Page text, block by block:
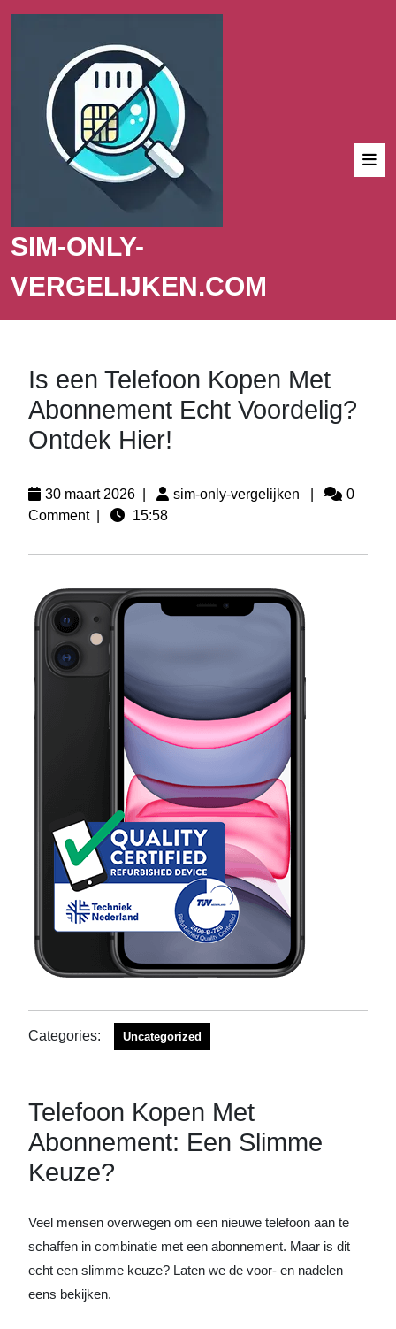
SIM-ONLY-
VERGELIJKEN.COM
Is een Telefoon Kopen Met
Abonnement Echt Voordelig?
Ontdek Hier!
30 maart 2026 sim-only-vergelijken
0
Comment
15:58
Categories: Uncategorized
Telefoon Kopen Met
Abonnement: Een Slimme
Keuze?
Veel mensen overwegen om een nieuwe telefoon aan te
schaffen in combinatie met een abonnement. Maar is dit
echt een slimme keuze? Laten we de voor- en nadelen
eens bekijken.